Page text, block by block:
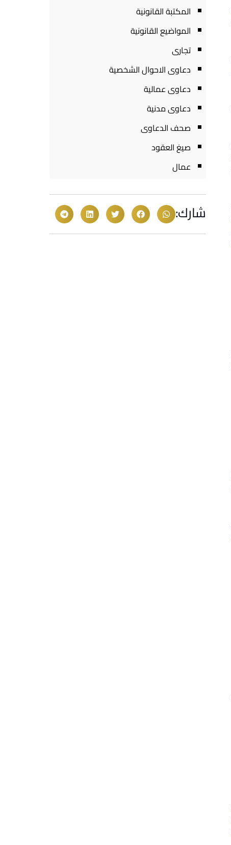
المكتبة القانونية
المواضيع القانونية
تجارى
دعاوى الاحوال الشخصية
دعاوى عمالية
دعاوى مدنية
صحف الدعاوى
صيغ العقود
عمال
شارك: